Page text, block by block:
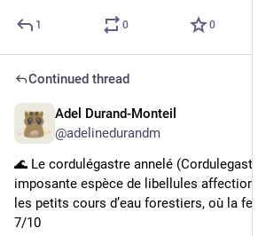
1 0 0
Continued thread
Adel Durand-Monteil
@adelinedurandm
🌊 Le cordulégastre annelé (Cordulegaster
imposante espèce de libellules
les petits cours d’eau forestiers, où la
7/10